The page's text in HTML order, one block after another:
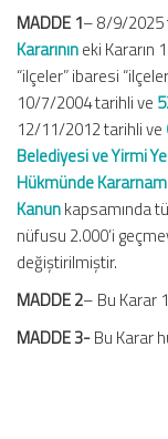
MADDE 1– 8/9/2025
Kararınıneki Kararın
“ilçeler” ibaresi
10/7/2004 tarihli ve
12/11/2012 tarihli ve
Belediyesi ve Yirmi
Hükmünde
Kanunkapsamında
nüfusu 2.000’i
değiştirilmiştir.
MADDE 2– Bu Karar
MADDE 3-Bu Karar